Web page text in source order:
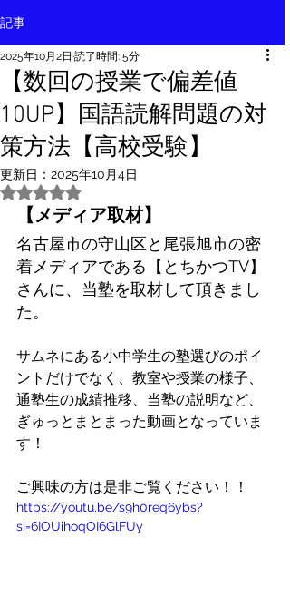
記事
【数回の授業で偏差値
10UP】国語読解問題の対
策方法【高校受験】
2025年10月2日 読了時間: 5分
更新日： 2025年10月4日
5つ星のうちNaNと評価されています。
【メディア取材】
名古屋市の守山区と尾張旭市の密
着メディアである【とちかつTV】
さんに、当塾を取材して頂きまし
た。
サムネにある小中学生の塾選びのポイ
ントだけでなく、教室や授業の様子、
通塾生の成績推移、当塾の説明など、
ぎゅっとまとまった動画となっていま
す！
ご興味の方は是非ご覧ください！！
https://youtu.be/s9h0req6ybs?
si=6IOUihoqOI6GlFUy